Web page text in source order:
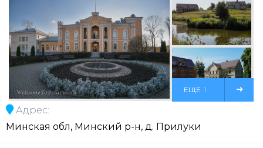
ЕЩЕ 1
Адрес:
Минская обл, Минский р-н, д. Прилуки